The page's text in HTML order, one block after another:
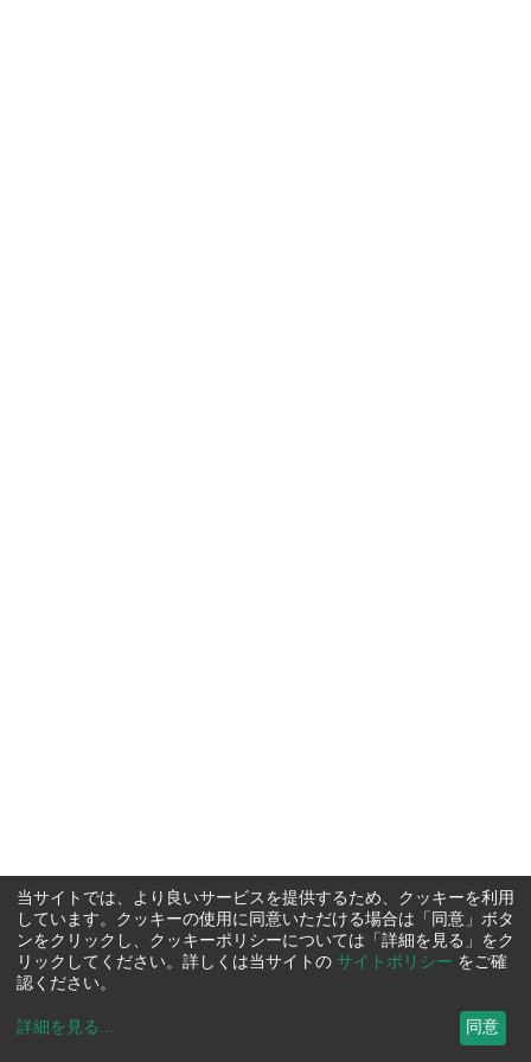
当サイトでは、より良いサービスを提供するため、クッキーを利用
しています。クッキーの使用に同意いただける場合は「同意」ボタ
ンをクリックし、クッキーポリシーについては「詳細を見る」をク
リックしてください。詳しくは当サイトの サイトポリシー をご確
認ください。
詳細を見る ... 同意